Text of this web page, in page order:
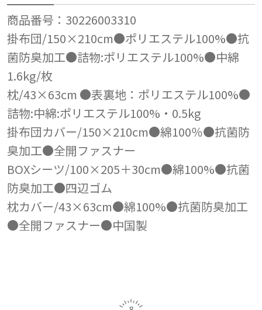
商品番号：30226003310
掛布団/150×210cm●ポリエステル100%●抗
菌防臭加工●詰物:ポリエステル100%●中綿
1.6kg/枚
枕/43×63cm ●表裏地：ポリエステル100%●
詰物:中綿:ポリエステル100%・0.5kg
掛布団カバー/150×210cm●綿100％●抗菌防
臭加工●全開ファスナー
BOXシーツ/100×205＋30cm●綿100%●抗菌
防臭加工●四辺ゴム
枕カバー/43×63cm●綿100%●抗菌防臭加工
●全開ファスナー●中国製